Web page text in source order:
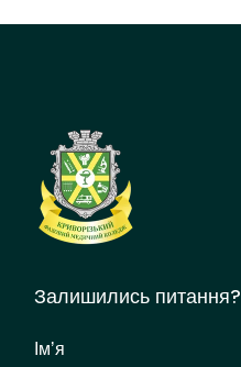
Залишились питання?